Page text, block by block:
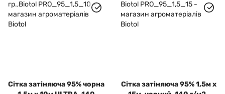
Сітка затіняюча 95% чорна
Сітка затіняюча 95% 1,5м х